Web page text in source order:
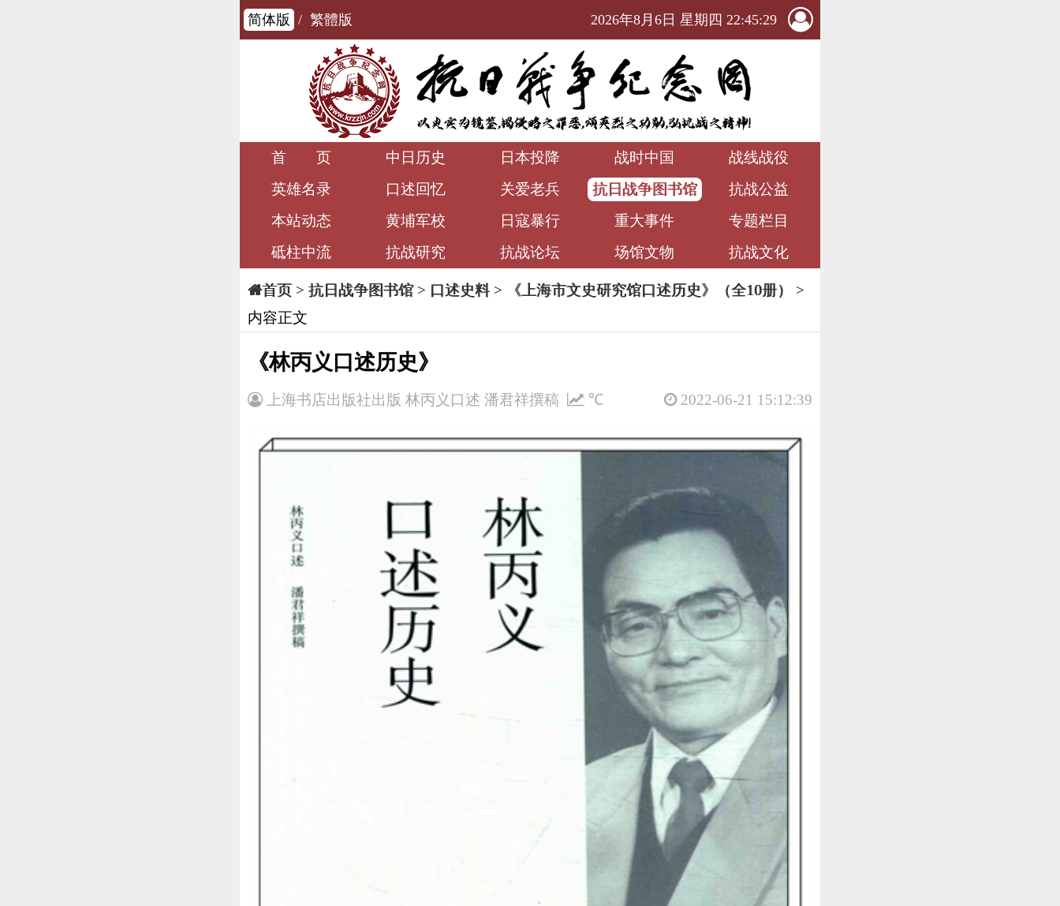
简体版 / 繁體版 2026年8月6日 星期四 22:45:30
首 页 中日历史 日本投降 战时中国
战线战役
英雄名录
口述回忆 关爱老兵 抗日战争图书馆
抗战公益
本站动态
黄埔军校 日寇暴行 重大事件
专题栏目
砥柱中流
抗战研究 抗战论坛 场馆文物 抗战文化
首页> 抗日战争图书馆 > 口述史料> 《上海市文史研究馆口述历史》（全10册）
>
内容正文
《林丙义口述历史》
上海书店出版社出版 林丙义口述 潘君祥撰稿 2022-06-21 15:12:39
℃